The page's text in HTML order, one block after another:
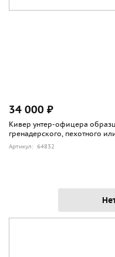
34 000 ₽
Кивер унтер-офицера
гренадерского, пехотного
Артикул: 64832